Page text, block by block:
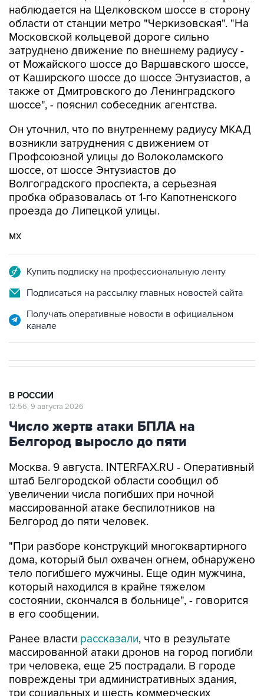
наблюдается на Щелковском шоссе в сторону
области от станции метро "Черкизовская". "На
Московской кольцевой дороге сильно
затруднено движение по внешнему радиусу -
от Можайского шоссе до Варшавского шоссе,
от Каширского шоссе до шоссе Энтузиастов, а
также от Дмитровского до Ленинградского
шоссе", - пояснил собеседник агентства.
Он уточнил, что по внутреннему радиусу МКАД
возникли затруднения с движением от
Профсоюзной улицы до Волоколамского
шоссе, от шоссе Энтузиастов до
Волгоградского проспекта, а серьезная
пробка образовалась от 1-го Капотненского
проезда до Липецкой улицы.
мх
Купить подписку на профессиональную ленту
Подписаться на рассылку главных новостей сайта
Получать оперативные новости в официальном
канале
В РОССИИ
12:56, 9 августа 2026
Число жертв атаки БПЛА на
Белгород выросло до пяти
Москва. 9 августа. INTERFAX.RU - Оперативный
штаб Белгородской области сообщил об
увеличении числа погибших при ночной
массированной атаке беспилотников на
Белгород до пяти человек.
"При разборе конструкций многоквартирного
дома, который был охвачен огнем, обнаружено
тело погибшего мужчины. Еще один мужчина,
который находился в крайне тяжелом
состоянии, скончался в больнице", - говорится
в его сообщении.
Ранее власти рассказали, что в результате
массированной атаки дронов на город погибли
три человека, еще 25 пострадали. В городе
повреждены три административных здания,